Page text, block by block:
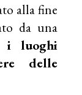
alla fine
da una
i luoghi
delle